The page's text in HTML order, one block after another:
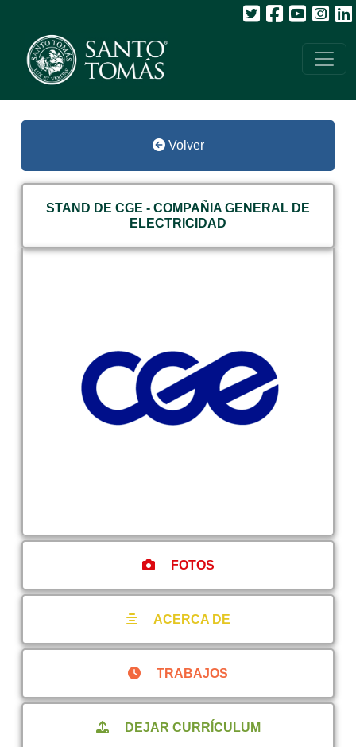
Volver
STAND DE CGE - COMPAÑIA GENERAL DE
ELECTRICIDAD
FOTOS
ACERCA DE
TRABAJOS
DEJAR CURRÍCULUM